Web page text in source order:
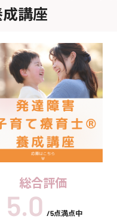
講座
総合評価
/5点満点中